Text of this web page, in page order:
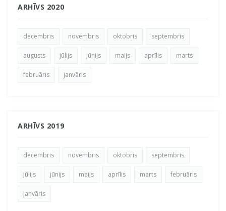
ARHĪVS 2020
decembris novembris oktobris septembris
augusts jūlijs jūnijs maijs aprīlis marts
februāris janvāris
ARHĪVS 2019
decembris novembris oktobris septembris
jūlijs jūnijs maijs aprīlis marts februāris
janvāris